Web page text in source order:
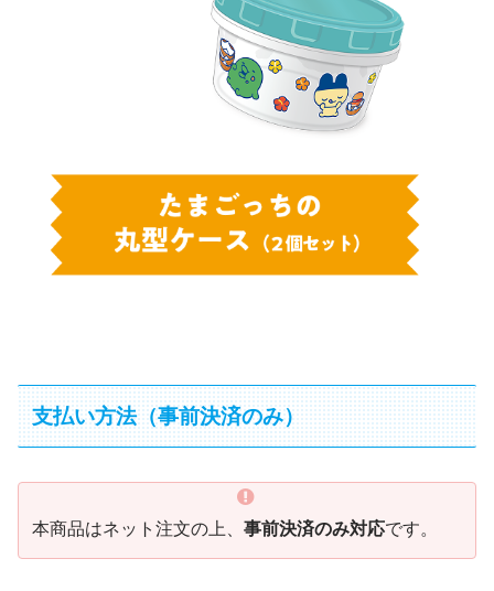
支払い方法（事前決済のみ）
本商品はネット注文の上、 事前決済のみ対応です。